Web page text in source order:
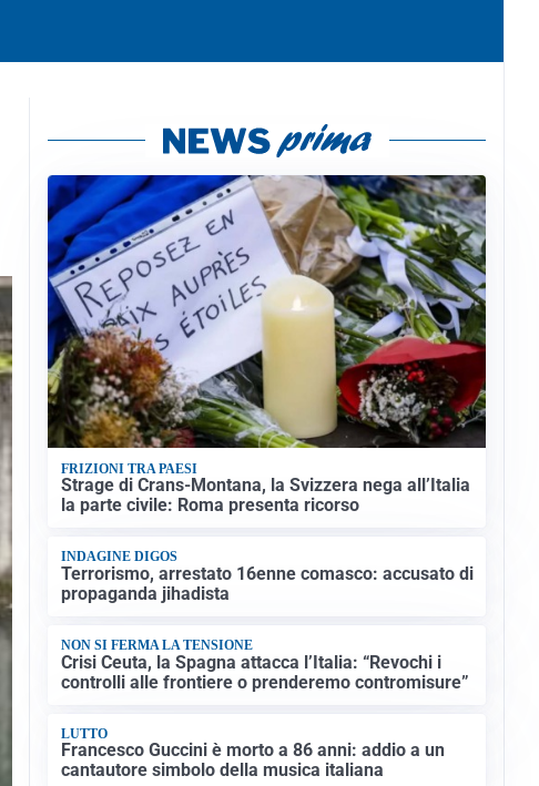
FRIZIONI TRA PAESI
Strage di Crans-Montana, la Svizzera nega all’Italia
la parte civile: Roma presenta ricorso
INDAGINE DIGOS
Terrorismo, arrestato 16enne comasco: accusato di
propaganda jihadista
NON SI FERMA LA TENSIONE
Crisi Ceuta, la Spagna attacca l’Italia: “Revochi i
controlli alle frontiere o prenderemo contromisure”
LUTTO
Francesco Guccini è morto a 86 anni: addio a un
cantautore simbolo della musica italiana